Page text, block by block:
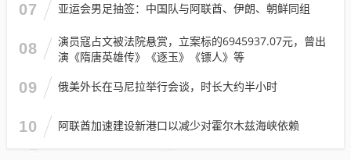
07 亚运会男足抽签：中国队与阿联酋、伊朗、朝鲜同组
08
演员寇占文被法院悬赏，立案标的6945937.07元，曾出
演《隋唐英雄传》《逐玉》《镖人》等
09 俄美外长在马尼拉举行会谈，时长大约半小时
10 阿联酋加速建设新港口以减少对霍尔木兹海峡依赖